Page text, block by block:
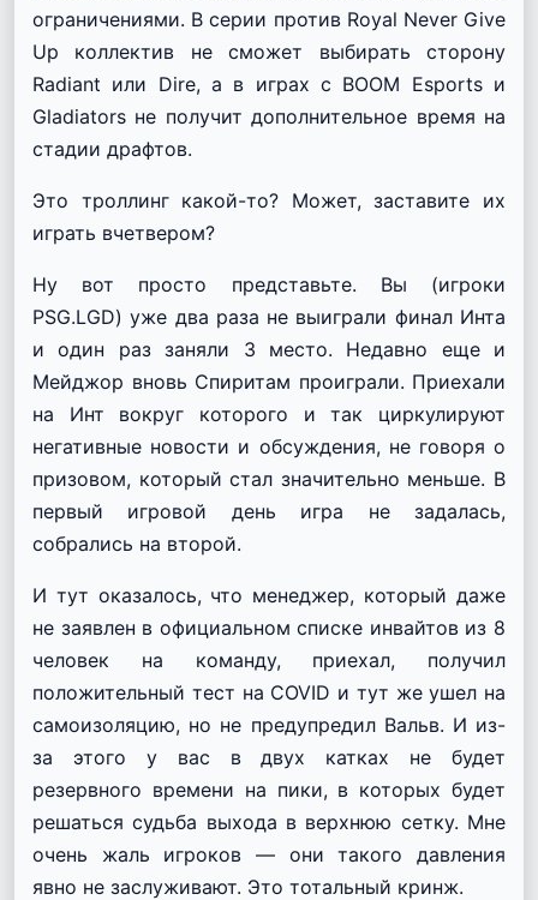
ограничениями. В серии против Royal Never Give
Up коллектив не сможет выбирать сторону
Radiant или Dire, а в играх с BOOM Esports и
Gladiators не получит дополнительное время на
стадии драфтов.
Это троллинг какой-то? Может, заставите их
играть вчетвером?
Ну вот просто представьте. Вы (игроки
PSG.LGD) уже два раза не выиграли финал Инта
и один раз заняли 3 место. Недавно еще и
Мейджор вновь Спиритам проиграли. Приехали
на Инт вокруг которого и так циркулируют
негативные новости и обсуждения, не говоря о
призовом, который стал значительно меньше. В
первый игровой день игра не задалась,
собрались на второй.
И тут оказалось, что менеджер, который даже
не заявлен в официальном списке инвайтов из 8
человек на команду, приехал, получил
положительный тест на COVID и тут же ушел на
самоизоляцию, но не предупредил Вальв. И из-
за этого у вас в двух катках не будет
резервного времени на пики, в которых будет
решаться судьба выхода в верхнюю сетку. Мне
очень жаль игроков — они такого давления
явно не заслуживают. Это тотальный кринж.